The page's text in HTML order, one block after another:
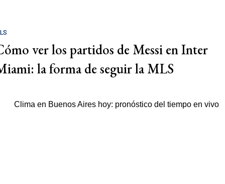
ver los partidos de Messi en Inter
la forma de seguir la MLS